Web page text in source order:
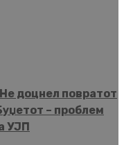
доцнел повратот
– проблем
УЈП